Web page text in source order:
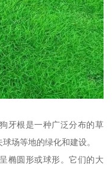
牙根是一种广泛分布的草
场等地的绿化和建设。
椭圆形或球形。它们的大